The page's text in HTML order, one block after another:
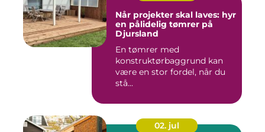
Når projekter skal laves: hyr
en pålidelig tømrer på
Djursland
En tømrer med
konstruktørbaggrund kan
være en stor fordel, når du
stå...
02. jul